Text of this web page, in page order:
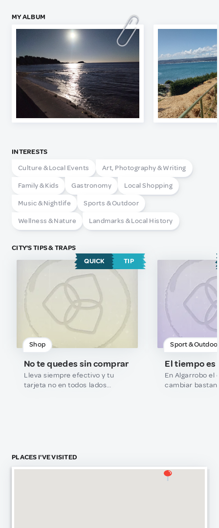
MY ALBUM
INTERESTS
Culture & Local Events
Art, Photography & Writing
Family & Kids Gastronomy Local Shopping
Music & Nightlife Sports & Outdoor
Wellness & Nature Landmarks & Local History
CITY'S TIPS & TRAPS
QUICK
TIP
Shop
No te quedes sin comprar
Lleva siempre efectivo y tu
tarjeta no en todos lados
Sport &
El tiempo
En Algarrobo el
cambiar
PLACES I'VE VISITED